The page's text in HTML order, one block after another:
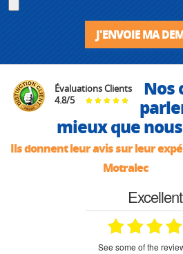
J'ENVOIE MA
Évaluations Clients
4.8/5
Nos
mieux que
Ils donnent leur avis sur leur
Motralec
Excellent
see some of the